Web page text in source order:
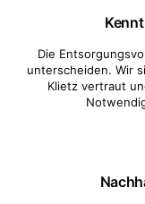
Die
unterscheiden. Wir
Klietz vertraut